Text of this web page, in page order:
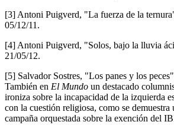
[3] Antoni Puigverd, "La fuerza de la
05/12/11.
[4] Antoni Puigverd, "Solos, bajo la lluvia
21/05/12.
[5] Salvador Sostres, "Los panes y los
También en El Mundo un destacado
ironiza sobre la incapacidad de la izquierda
con la cuestión religiosa, como se demuestra
campaña orquestada sobre la exención del